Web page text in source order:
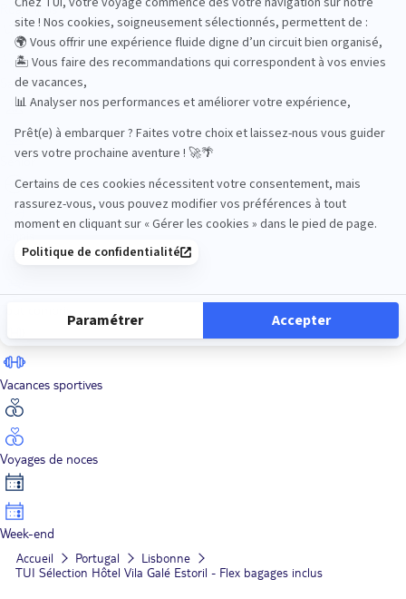
Road Trips
Safari
Sénior
Vacances sportives
Voyages de noces
Week-end
Accueil Portugal
Lisbonne
TUI Sélection Hôtel Vila Galé Estoril - Flex bagages inclus